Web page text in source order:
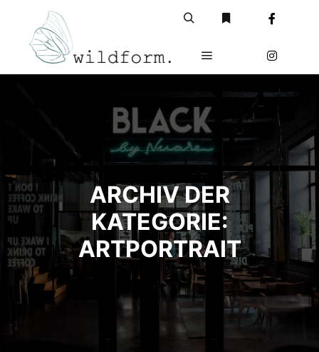
Hauptmenü
ARCHIV DER
KATEGORIE:
ARTPORTRAIT